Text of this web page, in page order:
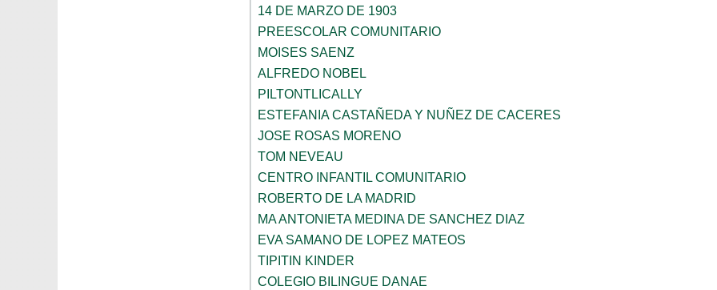
14 DE MARZO DE 1903
PREESCOLAR COMUNITARIO
MOISES SAENZ
ALFREDO NOBEL
PILTONTLICALLY
ESTEFANIA CASTAÑEDA Y NUÑEZ DE CACERES
JOSE ROSAS MORENO
TOM NEVEAU
CENTRO INFANTIL COMUNITARIO
ROBERTO DE LA MADRID
MA ANTONIETA MEDINA DE SANCHEZ DIAZ
EVA SAMANO DE LOPEZ MATEOS
TIPITIN KINDER
COLEGIO BILINGUE DANAE